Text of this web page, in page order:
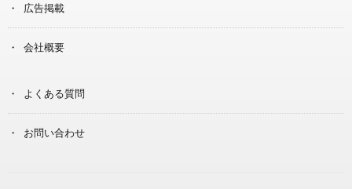
広告掲載
会社概要
よくある質問
お問い合わせ